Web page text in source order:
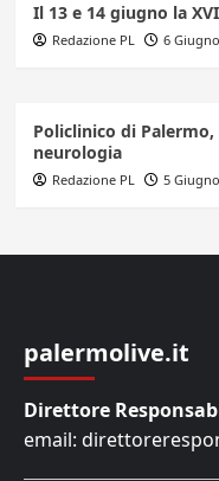
Il 13 e 14 giugno la
Redazione PL 6
Policlinico di
neurologia
Redazione PL 5
palermolive.it
Direttore
email: